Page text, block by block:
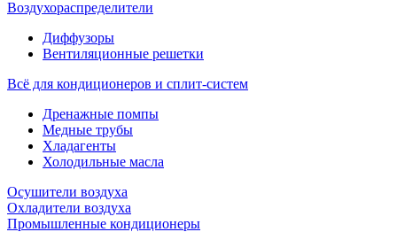
Воздухораспределители
Диффузоры
Вентиляционные решетки
Всё для кондиционеров и сплит-систем
Дренажные помпы
Медные трубы
Хладагенты
Холодильные масла
Осушители воздуха
Охладители воздуха
Промышленные кондиционеры